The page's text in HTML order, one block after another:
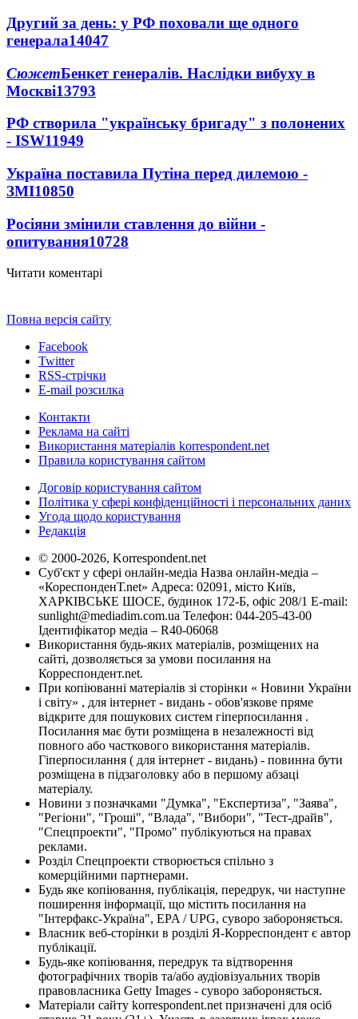
Другий за день: у РФ поховали ще одного
генерала14047
СюжетБенкет генералів. Наслідки вибуху в
Москві13793
РФ створила "українську бригаду" з полонених
- ISW11949
Україна поставила Путіна перед дилемою -
ЗМІ10850
Росіяни змінили ставлення до війни -
опитування10728
Читати коментарі
Повна версія сайту
Facebook
Twitter
RSS-стрічки
E-mail розсилка
Контакти
Реклама на сайті
Використання матеріалів korrespondent.net
Правила користування сайтом
Договір користування сайтом
Політика у сфері конфіденційності і персональних даних
Угода щодо користування
Редакція
© 2000-2026, Korrespondent.net
Суб'єкт у сфері онлайн-медіа Назва онлайн-медіа –
«КореспонденТ.net» Адреса: 02091, місто Київ,
ХАРКІВСЬКЕ ШОСЕ, будинок 172-Б, офіс 208/1 E-mail:
sunlight@mediadim.com.ua Телефон: 044-205-43-00
Ідентифікатор медіа – R40-06068
Використання будь-яких матеріалів, розміщених на
сайті, дозволяється за умови посилання на
Корреспондент.net.
При копіюванні матеріалів зі сторінки « Новини України
і світу» , для інтернет - видань - обов'язкове пряме
відкрите для пошукових систем гіперпосилання .
Посилання має бути розміщена в незалежності від
повного або часткового використання матеріалів.
Гіперпосилання ( для інтернет - видань) - повинна бути
розміщена в підзаголовку або в першому абзаці
матеріалу.
Новини з позначками "Думка", "Експертиза", "Заява",
"Регіони", "Гроші", "Влада", "Вибори", "Тест-драйв",
"Спецпроекти", "Промо" публікуються на правах
реклами.
Розділ Спецпроекти створюється спільно з
комерційними партнерами.
Будь яке копіювання, публікація, передрук, чи наступне
поширення інформації, що містить посилання на
"Інтерфакс-Україна", EPA / UPG, суворо забороняється.
Власник веб-сторінки в розділі Я-Корреспондент є автор
публікації.
Будь-яке копіювання, передрук та відтворення
фотографічних творів та/або аудіовізуальних творів
правовласника Getty Images - суворо забороняється.
Матеріали сайту korrespondent.net призначені для осіб